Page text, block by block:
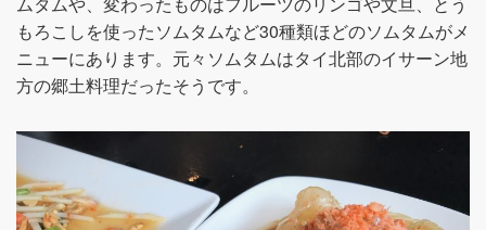
もろこしを使ったソムタムなど30種類ほどのソムタムがメ
ニューにあります。元々ソムタムはタイ北部のイサーン地
方の郷土料理だったそうです。